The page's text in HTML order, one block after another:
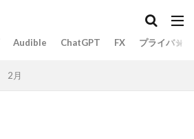
Audible ChatGPT FX プライバシ
2月